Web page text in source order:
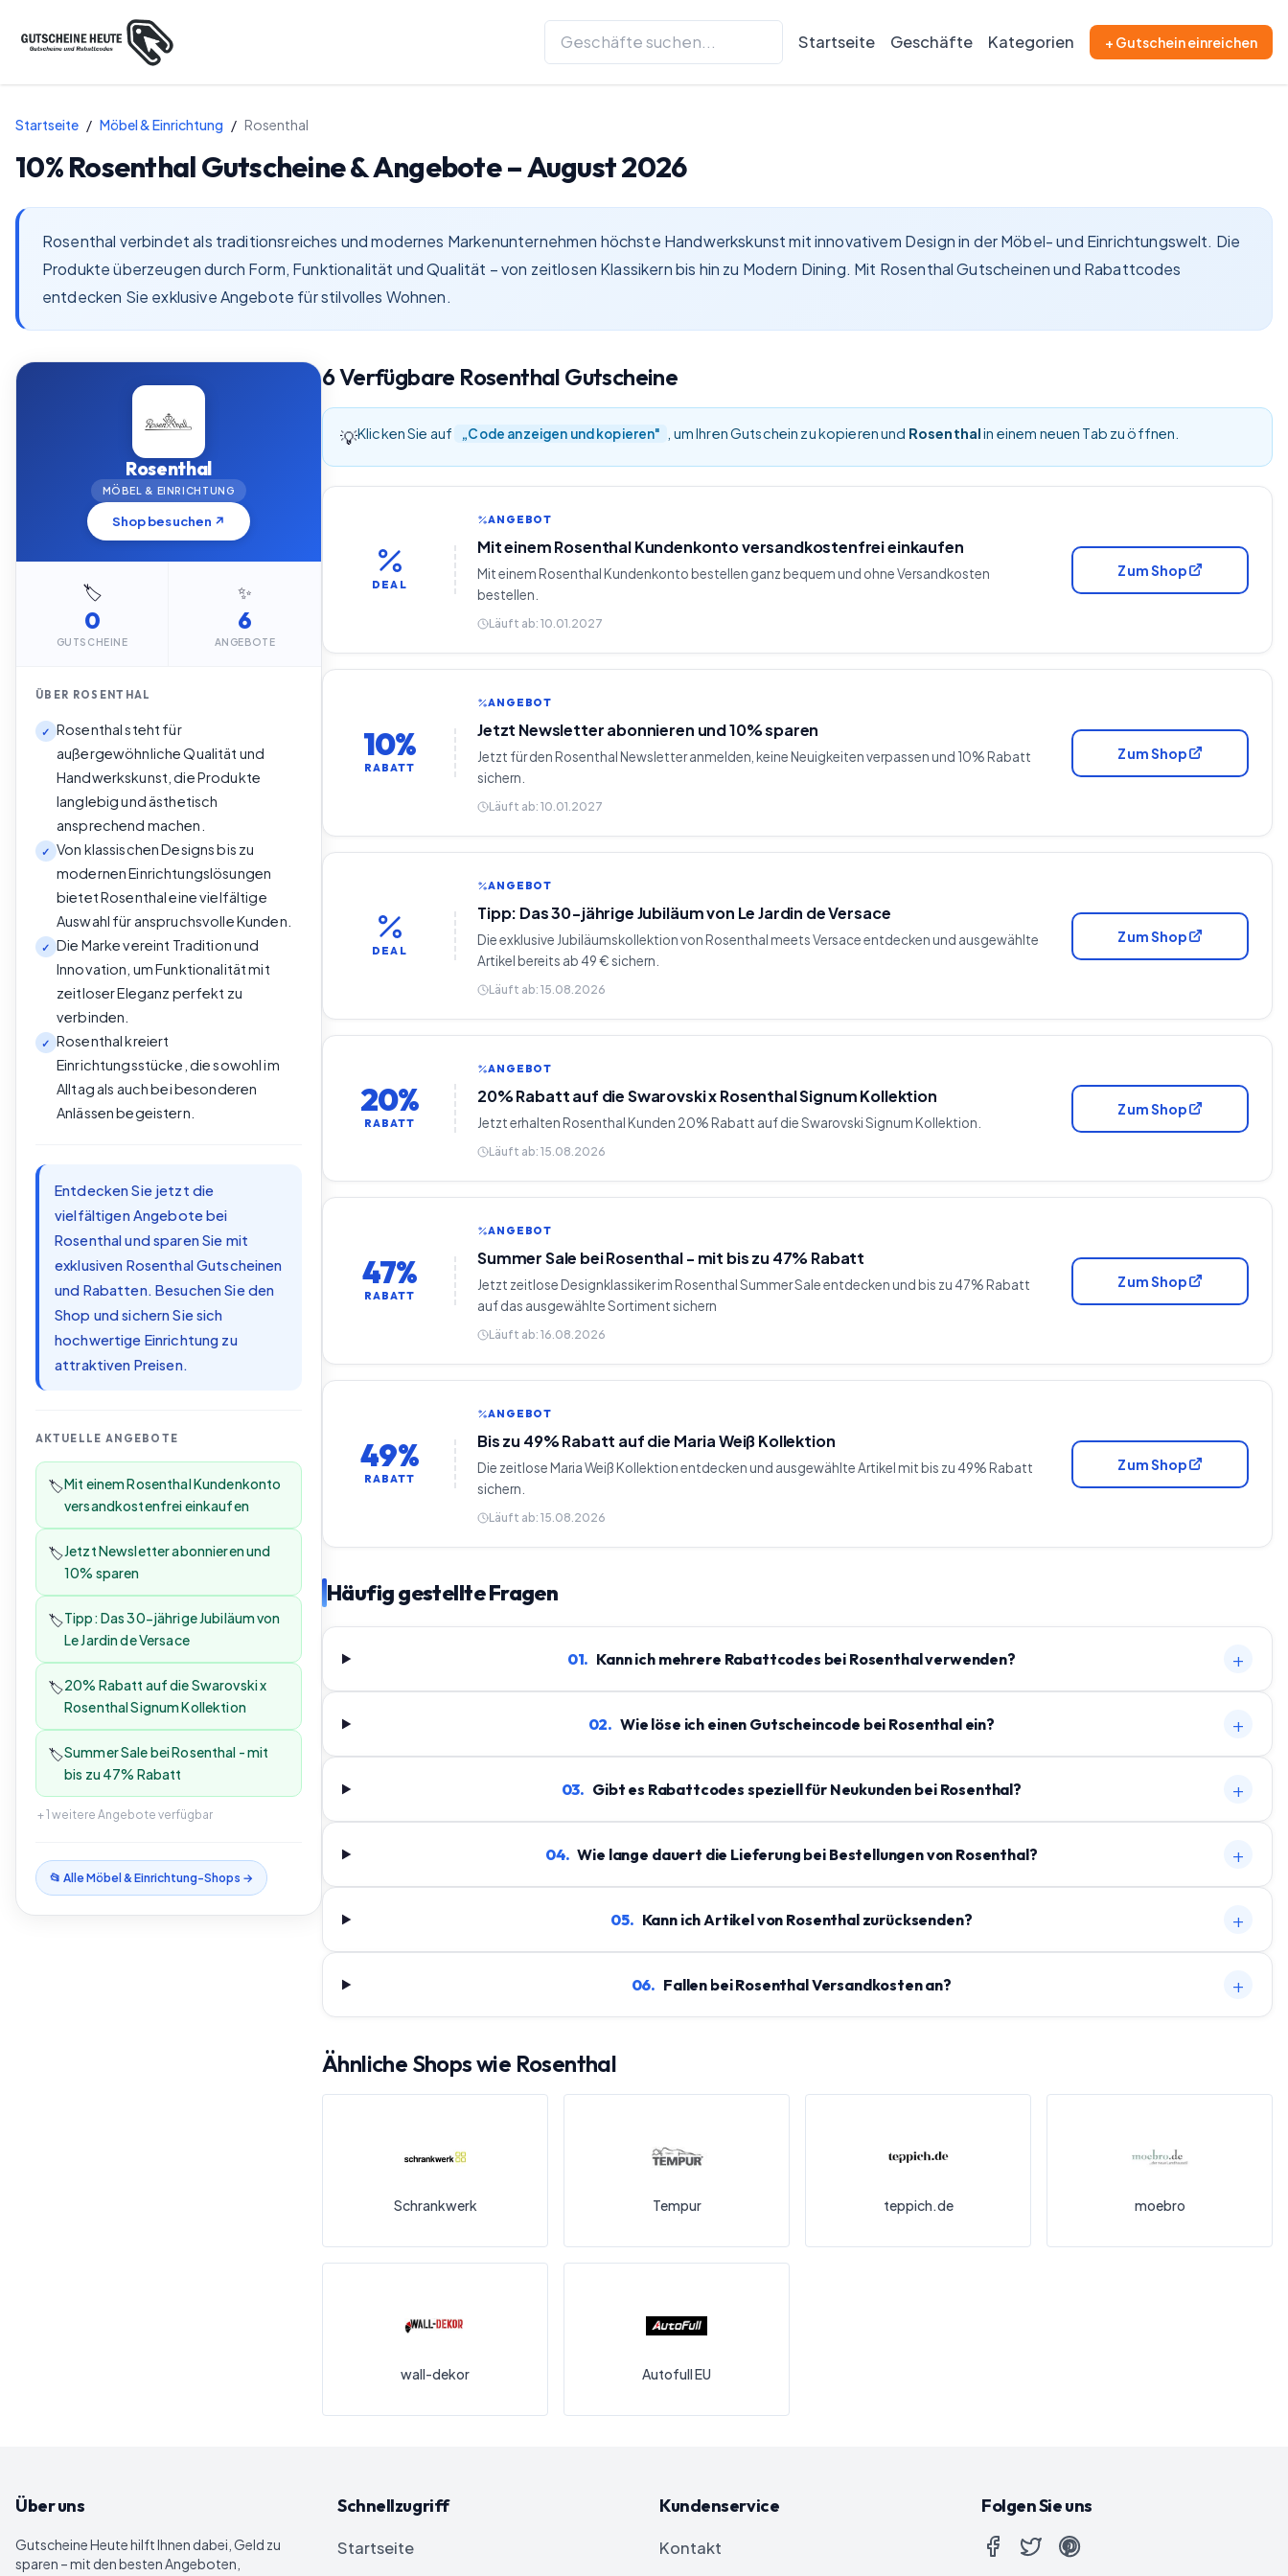
Startseite Geschäfte Kategorien + Gutschein einreichen
Startseite / Möbel & Einrichtung / Rosenthal
10%RosenthalGutscheine & Angebote –August 2026
Rosenthal verbindet als traditionsreiches und modernes Markenunternehmen höchste Handwerkskunst mit innovativem Design in der Möbel- und Einrichtungswelt. Die
Produkte überzeugen durch Form, Funktionalität und Qualität – von zeitlosen Klassikern bis hin zu Modern Dining. Mit Rosenthal Gutscheinen und Rabattcodes
entdecken Sie exklusive Angebote für stilvolles Wohnen.
Rosenthal
MÖBEL & EINRICHTUNG
Shop besuchen ↗
🏷️
0
GUTSCHEINE
✨
6
ANGEBOTE
ÜBER ROSENTHAL
✓
Rosenthal steht für
außergewöhnliche Qualität und
Handwerkskunst, die Produkte
langlebig und ästhetisch
ansprechend machen.
✓
Von klassischen Designs bis zu
modernen Einrichtungslösungen
bietet Rosenthal eine vielfältige
Auswahl für anspruchsvolle Kunden.
✓
Die Marke vereint Tradition und
Innovation, um Funktionalität mit
zeitloser Eleganz perfekt zu
verbinden.
✓
Rosenthal kreiert
Einrichtungsstücke, die sowohl im
Alltag als auch bei besonderen
Anlässen begeistern.
Entdecken Sie jetzt die
vielfältigen Angebote bei
Rosenthal und sparen Sie mit
exklusiven Rosenthal Gutscheinen
und Rabatten. Besuchen Sie den
Shop und sichern Sie sich
hochwertige Einrichtung zu
attraktiven Preisen.
AKTUELLE ANGEBOTE
🏷️Mit einem Rosenthal Kundenkonto
versandkostenfrei einkaufen
🏷️Jetzt Newsletter abonnieren und
10% sparen
🏷️Tipp: Das 30-jährige Jubiläum von
Le Jardin de Versace
🏷️20% Rabatt auf die Swarovski x
Rosenthal Signum Kollektion
🏷️Summer Sale bei Rosenthal - mit
bis zu 47% Rabatt
+1 weitere Angebote verfügbar
📂 AlleMöbel & Einrichtung-Shops →
6Verfügbare Rosenthal Gutscheine
💡Klicken Sie auf „Code anzeigen und kopieren" , um Ihren Gutschein zu kopieren und Rosenthalin einem neuen Tab zu öffnen.
DEAL
ANGEBOT
Mit einem Rosenthal Kundenkonto versandkostenfrei einkaufen
Mit einem Rosenthal Kundenkonto bestellen ganz bequem und ohne Versandkosten
bestellen.
Läuft ab: 10.01.2027
Zum Shop
10%
RABATT
ANGEBOT
Jetzt Newsletter abonnieren und 10% sparen
Jetzt für den Rosenthal Newsletter anmelden, keine Neuigkeiten verpassen und 10% Rabatt
sichern.
Läuft ab: 10.01.2027
Zum Shop
DEAL
ANGEBOT
Tipp: Das 30-jährige Jubiläum von Le Jardin de Versace
Die exklusive Jubiläumskollektion von Rosenthal meets Versace entdecken und ausgewählte
Artikel bereits ab 49 € sichern.
Läuft ab: 15.08.2026
Zum Shop
20%
RABATT
ANGEBOT
20% Rabatt auf die Swarovski x Rosenthal Signum Kollektion
Jetzt erhalten Rosenthal Kunden 20% Rabatt auf die Swarovski Signum Kollektion.
Läuft ab: 15.08.2026
Zum Shop
47%
RABATT
ANGEBOT
Summer Sale bei Rosenthal - mit bis zu 47% Rabatt
Jetzt zeitlose Designklassiker im Rosenthal Summer Sale entdecken und bis zu 47% Rabatt
auf das ausgewählte Sortiment sichern
Läuft ab: 16.08.2026
Zum Shop
49%
RABATT
ANGEBOT
Bis zu 49% Rabatt auf die Maria Weiß Kollektion
Die zeitlose Maria Weiß Kollektion entdecken und ausgewählte Artikel mit bis zu 49% Rabatt
sichern.
Läuft ab: 15.08.2026
Zum Shop
Häufig gestellte Fragen
01. Kann ich mehrere Rabattcodes bei Rosenthal verwenden? +
02. Wie löse ich einen Gutscheincode bei Rosenthal ein? +
03. Gibt es Rabattcodes speziell für Neukunden bei Rosenthal? +
04. Wie lange dauert die Lieferung bei Bestellungen von Rosenthal? +
05. Kann ich Artikel von Rosenthal zurücksenden? +
06. Fallen bei Rosenthal Versandkosten an? +
Ähnliche Shops wie Rosenthal
Schrankwerk Tempur teppich.de moebro
wall-dekor Autofull EU
Über uns
Gutscheine Heutehilft Ihnen dabei, Geld zu
sparen – mit den besten Angeboten,
Schnellzugriff
Startseite
Kundenservice
Kontakt
Folgen Sie uns